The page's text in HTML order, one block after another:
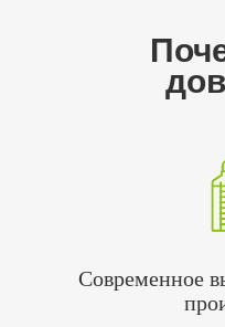
Современное